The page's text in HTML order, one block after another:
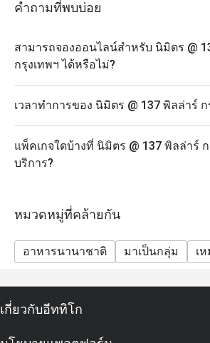
คำถามที่พบบ่อย
สามารถจองออนไลน์สำหรับ นิมิตร @
กรุงเทพฯ ได้หรือไม่?
เวลาทำการของ นิมิตร @ 137 พิลล่าร์ ก
แพ็คเกจใดบ้างที่ นิมิตร @ 137 พิลล่าร์
บริการ?
หมวดหมู่ที่คล้ายกัน
อาหารนานาชาติ มาเป็นกลุ่ม เ
เกี่ยวกับอีททิโก